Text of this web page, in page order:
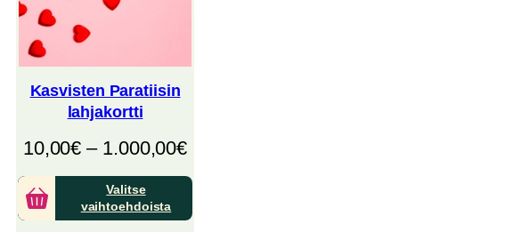
Kasvisten Paratiisin
lahjakortti
10,00€ – 1.000,00€Hintaluokka:
10,00€
1.000,00€
Valitse
vaihtoehdoista